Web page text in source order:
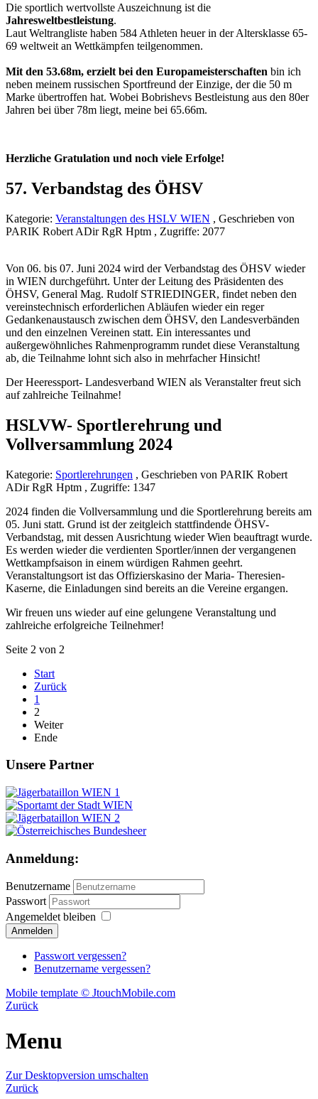
Die sportlich wertvollste Auszeichnung ist die
Jahresweltbestleistung.
Laut Weltrangliste haben 584 Athleten heuer in der Altersklasse 65-
69 weltweit an Wettkämpfen teilgenommen.
Mit den 53.68m, erzielt bei den Europameisterschaften bin ich
neben meinem russischen Sportfreund der Einzige, der die 50 m
Marke übertroffen hat. Wobei Bobrishevs Bestleistung aus den 80er
Jahren bei über 78m liegt, meine bei 65.66m.
Herzliche Gratulation und noch viele Erfolge!
57. Verbandstag des ÖHSV
Kategorie: Veranstaltungen des HSLV WIEN , Geschrieben von
PARIK Robert ADir RgR Hptm , Zugriffe: 2077
Von 06. bis 07. Juni 2024 wird der Verbandstag des ÖHSV wieder
in WIEN durchgeführt. Unter der Leitung des Präsidenten des
ÖHSV, General Mag. Rudolf STRIEDINGER, findet neben den
vereinstechnisch erforderlichen Abläufen wieder ein reger
Gedankenaustausch zwischen dem ÖHSV, den Landesverbänden
und den einzelnen Vereinen statt. Ein interessantes und
außergewöhnliches Rahmenprogramm rundet diese Veranstaltung
ab, die Teilnahme lohnt sich also in mehrfacher Hinsicht!
Der Heeressport- Landesverband WIEN als Veranstalter freut sich
auf zahlreiche Teilnahme!
HSLVW- Sportlerehrung und
Vollversammlung 2024
Kategorie: Sportlerehrungen , Geschrieben von PARIK Robert
ADir RgR Hptm , Zugriffe: 1347
2024 finden die Vollversammlung und die Sportlerehrung bereits am
05. Juni statt. Grund ist der zeitgleich stattfindende ÖHSV-
Verbandstag, mit dessen Ausrichtung wieder Wien beauftragt wurde.
Es werden wieder die verdienten Sportler/innen der vergangenen
Wettkampfsaison in einem würdigen Rahmen geehrt.
Veranstaltungsort ist das Offizierskasino der Maria- Theresien-
Kaserne, die Einladungen sind bereits an die Vereine ergangen.
Wir freuen uns wieder auf eine gelungene Veranstaltung und
zahlreiche erfolgreiche Teilnehmer!
Seite 2 von 2
Start
Zurück
1
2
Weiter
Ende
Unsere Partner
Anmeldung:
Benutzername
Passwort
Angemeldet bleiben
Passwort vergessen?
Benutzername vergessen?
Mobile template © JtouchMobile.com
Zurück
Menu
Zur Desktopversion umschalten
Zurück